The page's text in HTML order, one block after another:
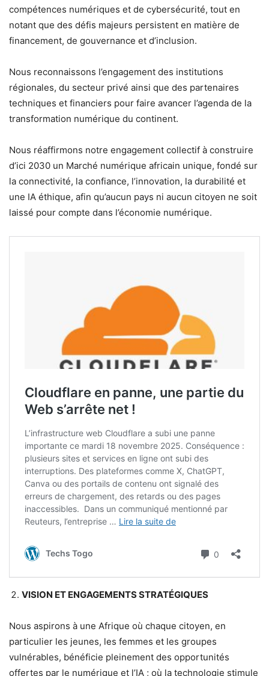
compétences numériques et de cybersécurité, tout en
notant que des défis majeurs persistent en matière de
financement, de gouvernance et d’inclusion.
Nous reconnaissons l’engagement des institutions
régionales, du secteur privé ainsi que des partenaires
techniques et financiers pour faire avancer l’agenda de la
transformation numérique du continent.
Nous réaffirmons notre engagement collectif à construire
d’ici 2030 un Marché numérique africain unique, fondé sur
la connectivité, la confiance, l’innovation, la durabilité et
une IA éthique, afin qu’aucun pays ni aucun citoyen ne soit
laissé pour compte dans l’économie numérique.
VISION ET ENGAGEMENTS STRATÉGIQUES
Nous aspirons à une Afrique où chaque citoyen, en
particulier les jeunes, les femmes et les groupes
vulnérables, bénéficie pleinement des opportunités
offertes par le numérique et l’IA ; où la technologie stimule